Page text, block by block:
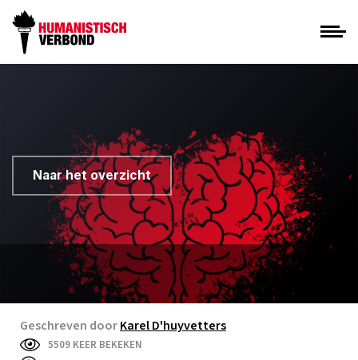
Naar het overzicht
Geschreven doorKarel D'huyvetters
5509 KEER BEKEKEN